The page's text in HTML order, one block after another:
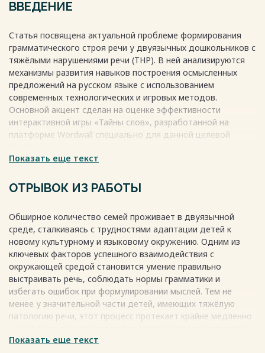
ВВЕДЕНИЕ
Статья посвящена актуальной проблеме формирования
грамматического строя речи у двуязычных дошкольников с
тяжёлыми нарушениями речи (ТНР). В ней анализируются
механизмы развития навыков построения осмысленных
предложений на русском языке с использованием
современных технологических и игровых методов.
Основной акцент сделан на оценке эффективности
интерактивной игры «Тайны слов», разработанной на
платформе Wordwall специально для данной целевой
Весь текст будет доступен
Показать еще текст
ОТРЫВОК ИЗ РАБОТЫ
Обширное количество семей проживает в двуязычной
среде, сталкиваясь с трудностями адаптации детей к
новому культурному и языковому окружению. Одним из
ключевых факторов успешного взаимодействия с
окружающей средой становится умение правильно
выстраивать речь, соблюдать нормы грамматики и
избегать ошибок при формулировании мыслей. Тем не
менее у значительной части детей, имеющих тяжёлую
патологию речи, этот процесс протекает крайне медленно
для полноценного социального функционирования.
Показать еще текст